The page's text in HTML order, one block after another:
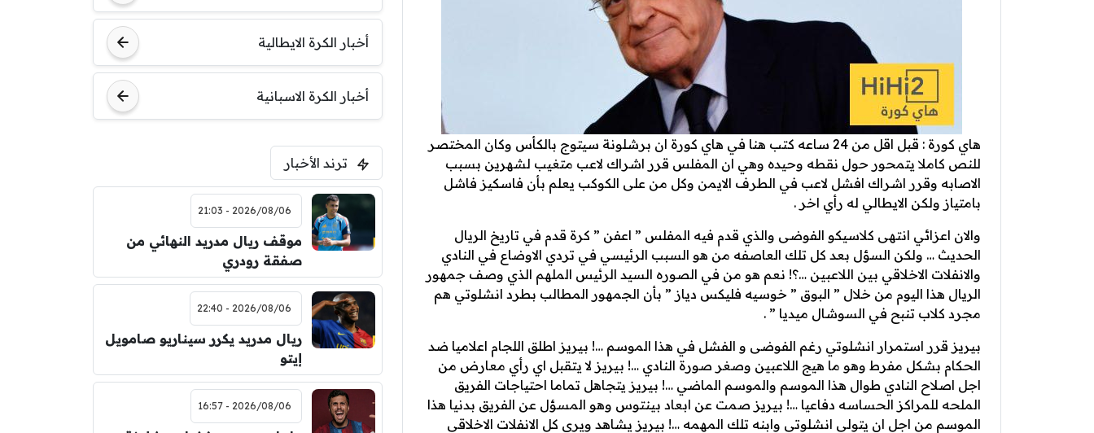
هاي كورة : قبل اقل من 24 ساعه كتب هنا في هاي كورة ان برشلونة سيتوج بالكأس وكان المختصر
للنص كاملا يتمحور حول نقطه وحيده وهي ان المفلس قرر اشراك لاعب متغيب لشهرين بسبب
الاصابه وقرر اشراك افشل لاعب في الطرف الايمن وكل من على الكوكب يعلم بأن فاسكيز فاشل
بامتياز ولكن الايطالي له رأي اخر .
والان اعزائي انتهى كلاسيكو الفوضى والذي قدم فيه المفلس ” اعفن ” كرة قدم في تاريخ الريال
الحديث … ولكن السؤل بعد كل تلك العاصفه من هو السبب الرئيسي في تردي الاوضاع في النادي
والانفلات الاخلاقي بين اللاعبين …؟! نعم هو من في الصوره السيد الرئيس الملهم الذي وصف جمهور
الريال هذا اليوم من خلال ” البوق ” خوسيه فليكس دياز ” بأن الجمهور المطالب بطرد انشلوتي هم
مجرد كلاب تنبح في السوشال ميديا ” .
بيريز قرر استمرار انشلوتي رغم الفوضى و الفشل في هذا الموسم …! بيريز اطلق اللجام اعلاميا ضد
الحكام بشكل مفرط وهو ما هيج اللاعبين وصغر صورة النادي …! بيريز لا يتقبل اي رأي معارض من
اجل اصلاح النادي طوال هذا الموسم والموسم الماضي …! بيريز يتجاهل تماما احتياجات الفريق
الملحه للمراكز الحساسه دفاعيا …! بيريز صمت عن ابعاد بينتوس وهو المسؤل عن الفريق بدنيا هذا
الموسم من اجل ان يتولى انشلوتي وابنه تلك المهمه …! بيريز يشاهد ويرى كل الانفلات الاخلاقي
أخبار الكرة الايطالية
أخبار الكرة الاسبانية
ترند الأخبار
2026/08/06 - 21:03
موقف ريال مدريد النهائي من
صفقة رودري
2026/08/06 - 22:40
ريال مدريد يكرر سيناريو صامويل
إيتو
2026/08/06 - 16:57